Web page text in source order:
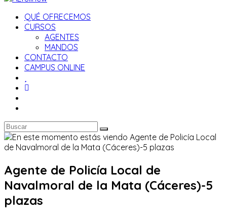
QUÉ OFRECEMOS
CURSOS
AGENTES
MANDOS
CONTACTO
CAMPUS ONLINE
Agente de Policía Local de
Navalmoral de la Mata (Cáceres)-5
plazas